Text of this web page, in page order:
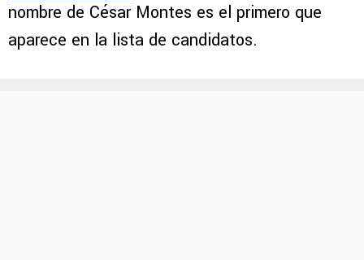
nombre de César Montes es el primero que
aparece en la lista de candidatos.